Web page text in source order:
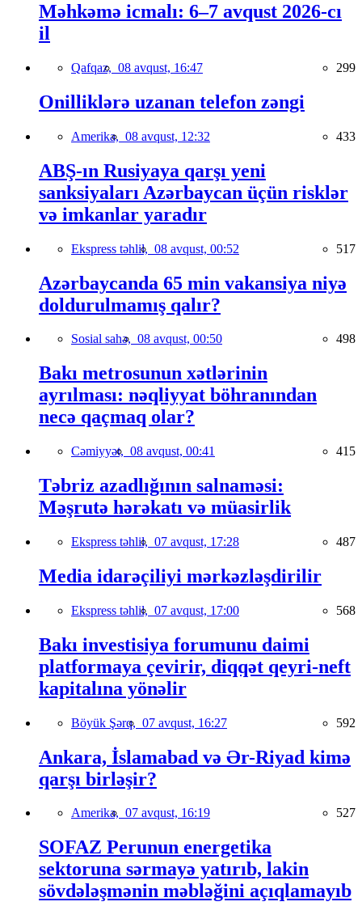
Məhkəmə icmalı: 6–7 avqust 2026-cı
il
Qafqaz, 08 avqust, 16:47 299
Onilliklərə uzanan telefon zəngi
Amerika, 08 avqust, 12:32 433
ABŞ-ın Rusiyaya qarşı yeni
sanksiyaları Azərbaycan üçün risklər
və imkanlar yaradır
Ekspress təhlil, 08 avqust, 00:52 517
Azərbaycanda 65 min vakansiya niyə
doldurulmamış qalır?
Sosial sahə, 08 avqust, 00:50 498
Bakı metrosunun xətlərinin
ayrılması: nəqliyyat böhranından
necə qaçmaq olar?
Cəmiyyət, 08 avqust, 00:41 415
Təbriz azadlığının salnaməsi:
Məşrutə hərəkatı və müasirlik
Ekspress təhlil, 07 avqust, 17:28 487
Media idarəçiliyi mərkəzləşdirilir
Ekspress təhlil, 07 avqust, 17:00 568
Bakı investisiya forumunu daimi
platformaya çevirir, diqqət qeyri-neft
kapitalına yönəlir
Böyük Şərq, 07 avqust, 16:27 592
Ankara, İslamabad və Ər-Riyad kimə
qarşı birləşir?
Amerika, 07 avqust, 16:19 527
SOFAZ Perunun energetika
sektoruna sərmayə yatırıb, lakin
sövdələşmənin məbləğini açıqlamayıb